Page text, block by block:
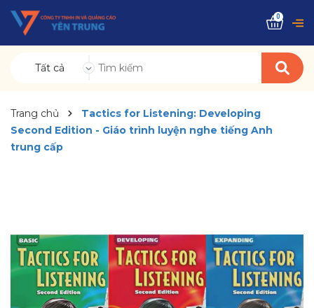
Tất cả
0
Trang chủ
Tactics for Listening: Developing
Second Edition - Giáo trình luyện nghe tiếng Anh
trung cấp